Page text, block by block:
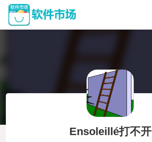
Ensoleillé打不开